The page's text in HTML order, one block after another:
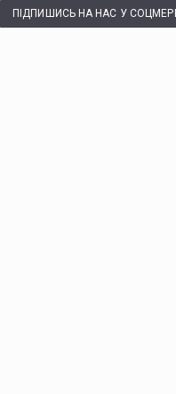
ПІДПИШИСЬ НА НАС У